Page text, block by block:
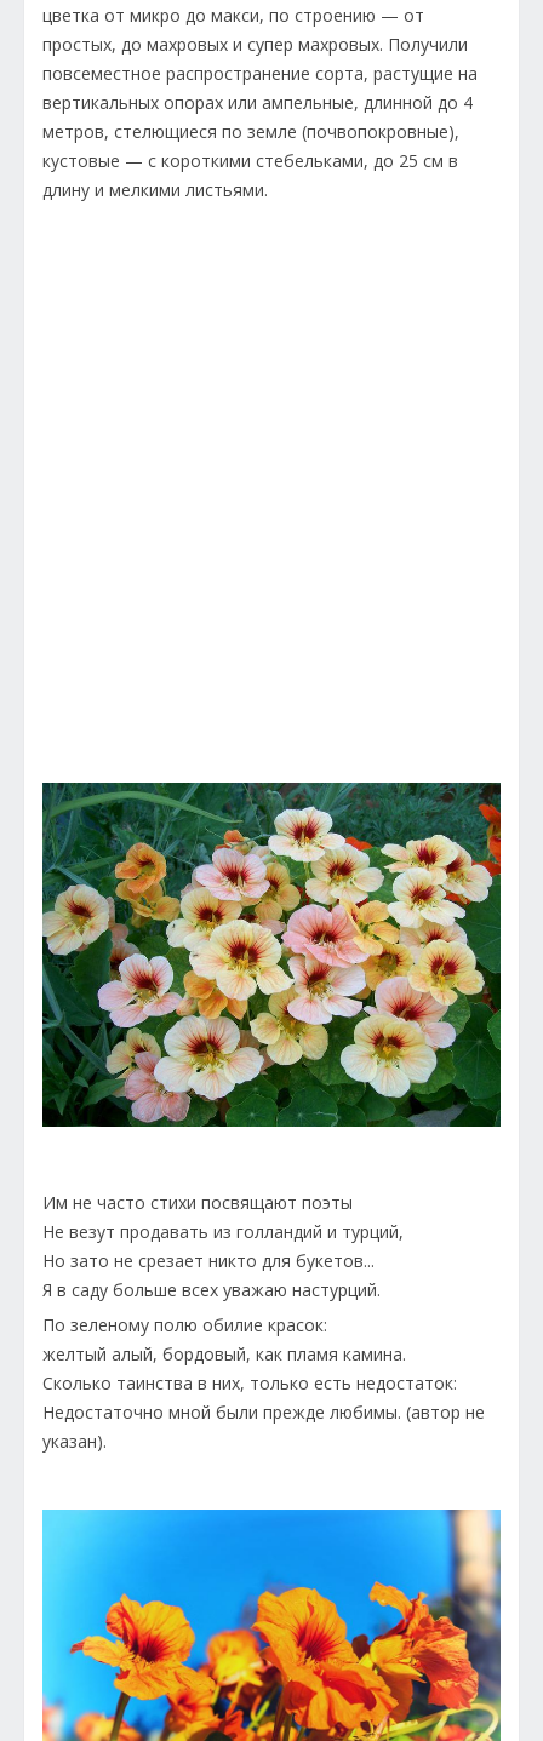
цветка от микро до макси, по строению — от
простых, до махровых и супер махровых. Получили
повсеместное распространение сорта, растущие на
вертикальных опорах или ампельные, длинной до 4
метров, стелющиеся по земле (почвопокровные),
кустовые — с короткими стебельками, до 25 см в
длину и мелкими листьями.
Им не часто стихи посвящают поэты
Не везут продавать из голландий и турций,
Но зато не срезает никто для букетов...
Я в саду больше всех уважаю настурций.
По зеленому полю обилие красок:
желтый алый, бордовый, как пламя камина.
Сколько таинства в них, только есть недостаток:
Недостаточно мной были прежде любимы. (автор не
указан).